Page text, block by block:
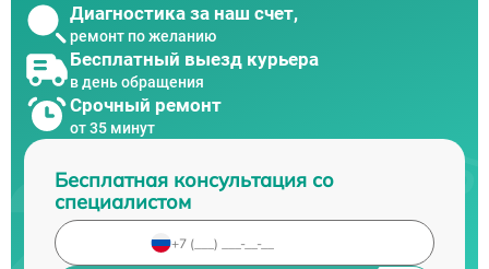
Диагностика за наш счет,
ремонт по желанию
Бесплатный выезд курьера
в день обращения
Срочный ремонт
от 35 минут
Бесплатная консультация со
специалистом